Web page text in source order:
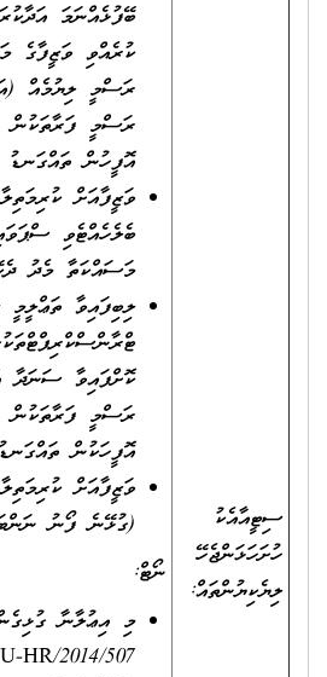
ސިޓީއާއެކު
ހުށަހަޅަންޖެހޭ
ލިޔެކިޔުންތައް:
ބޭފުޅެއްނަމަ
ކުރެއްވި ވަޒީފާގެ
ރަސްމީ ލިޔުމެއް
ރަސްމީ ފަރާތަކުން
އޮފީހުން
ވަޒީފާއަށް
ބެލެހެއްޓެވި
މަސައްކަތާ މެދު
ލިބިފައިވާ ތަޢްލީމީ
ކޮށްފައިވާ ސަނަދާ
ރަސްމީ ފަރާތަކުން
އޮފީހަކުން
ވަޒީފާއަށް
(ގުޅޭނެ ފޯނު
ނޯޓް:
މި އިޢުލާނާ